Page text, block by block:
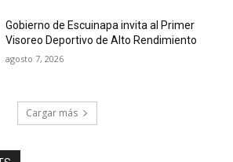
Gobierno de Escuinapa invita al Primer
Visoreo Deportivo de Alto Rendimiento
agosto 7, 2026
Cargar más